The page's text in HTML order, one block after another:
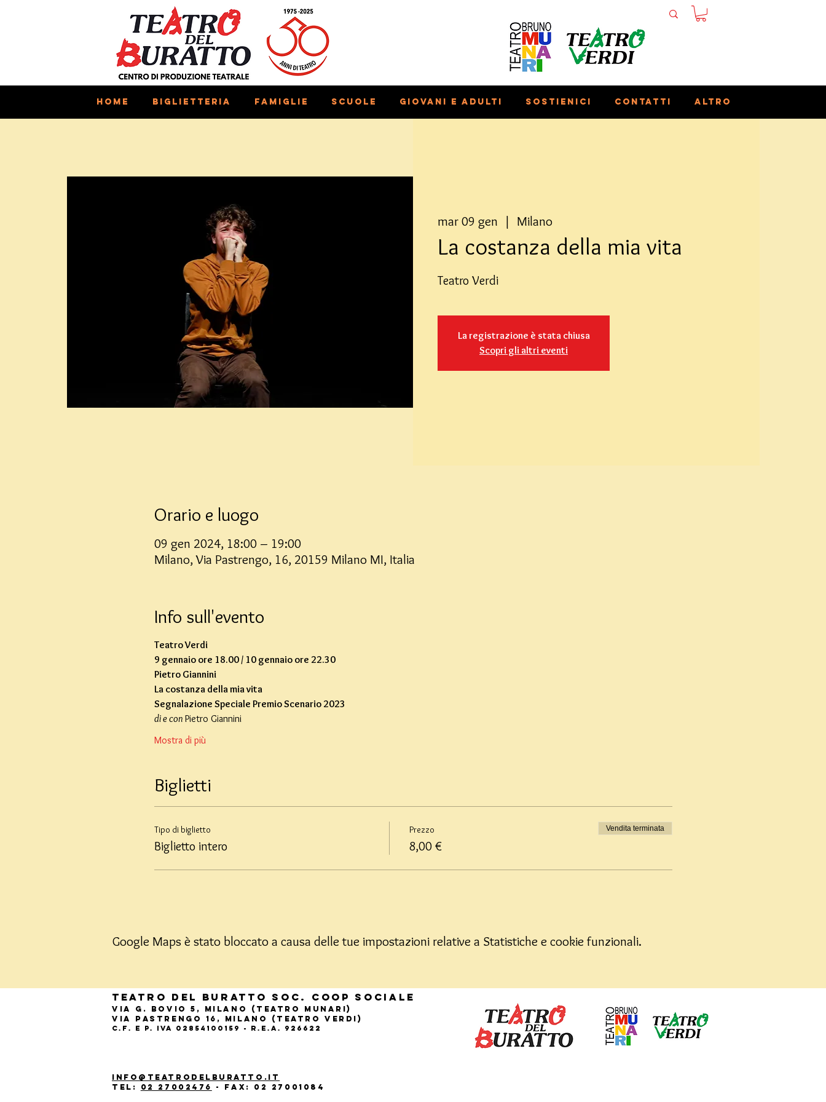
Home Biglietteria Famiglie Scuole Giovani e adulti Sostienici Contatti Altro
mar 09 gen
  |
Milano
La costanza della mia vita
Teatro Verdi
La registrazione è stata chiusa
Scopri gli altri eventi
Orario e luogo
09 gen 2024, 18:00 – 19:00
Milano, Via Pastrengo, 16, 20159 Milano MI, Italia
Info sull'evento
Teatro Verdi
9 gennaio ore 18.00 / 10 gennaio ore 22.30
Pietro Giannini
La costanza della mia vita
Segnalazione Speciale Premio Scenario 2023
di e con Pietro Giannini
Mostra di più
Biglietti
Tipo di biglietto
Biglietto intero
Prezzo
8,00 €
Vendita terminata
Google Maps è stato bloccato a causa delle tue impostazioni relative a Statistiche e cookie funzionali.
Teatro del Buratto Soc. Coop sociale
Via G. Bovio 5, Milano (Teatro Munari)
Via Pastrengo 16, Milano (Teatro Verdi)
C.F. e P. Iva 02854100159 - R.E.A. 926622
info@teatrodelburatto.it
Tel: 02 27002476 - Fax: 02 27001084